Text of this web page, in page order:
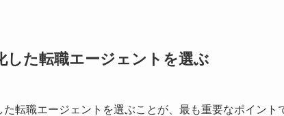
した転職エージェントを選ぶ
転職エージェントを選ぶことが、最も重要なポイント